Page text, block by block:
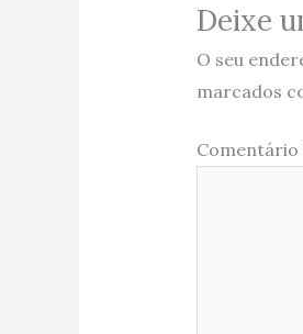
Deixe
O seu
marcados
Comentário